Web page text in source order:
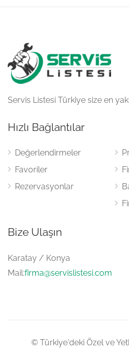
Servis Listesi Türkiye size en
Hızlı Bağlantılar
Değerlendirmeler
Favoriler
Rezervasyonlar
Bize Ulaşın
Karatay / Konya
Mail:firma@servislistesi.com
© Türkiye'deki Özel ve